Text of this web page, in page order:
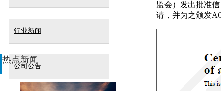
行业新闻
公司公告
热点新闻
监会）发出批准信
请，并为之颁发